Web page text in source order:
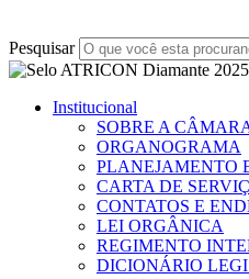
Pesquisar
Institucional
SOBRE A
ORGANOGRAMA
PLANEJAMENTO
CARTA DE
CONTATOS E
LEI ORGÂNICA
REGIMENTO
DICIONÁRIO